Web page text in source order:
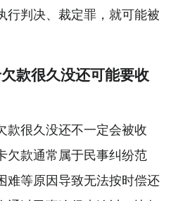
行判决、裁定罪，就可能被
款很久没还可能要收
款很久没还不一定会被收
欠款通常属于民事纠纷范
难等原因导致无法按时偿还